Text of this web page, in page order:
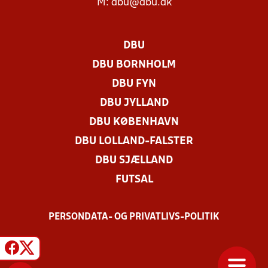
M: dbu@dbu.dk
DBU
DBU BORNHOLM
DBU FYN
DBU JYLLAND
DBU KØBENHAVN
DBU LOLLAND-FALSTER
DBU SJÆLLAND
FUTSAL
PERSONDATA- OG PRIVATLIVS-POLITIK